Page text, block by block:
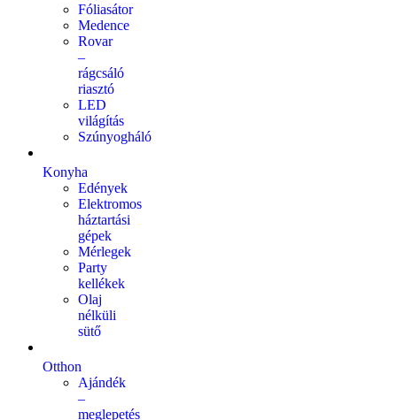
Fóliasátor
Medence
Rovar
–
rágcsáló
riasztó
LED
világítás
Szúnyogháló
Konyha
Edények
Elektromos
háztartási
gépek
Mérlegek
Party
kellékek
Olaj
nélküli
sütő
Otthon
Ajándék
–
meglepetés